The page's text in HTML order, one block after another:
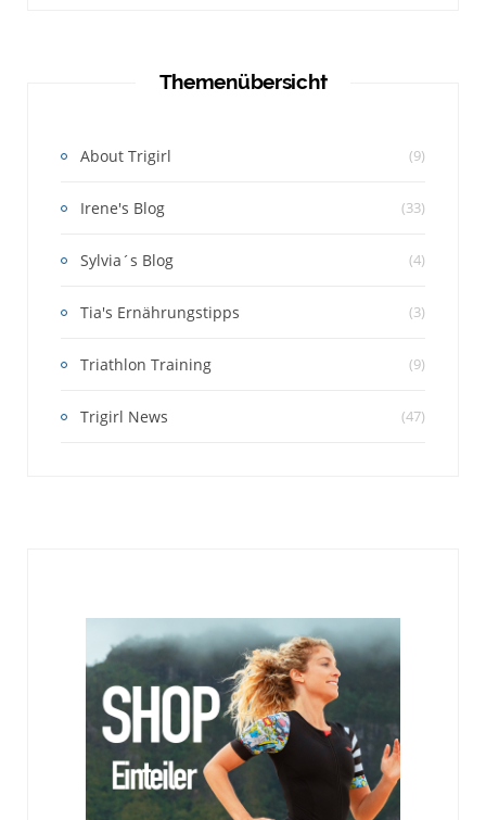
Themenübersicht
About Trigirl (9)
Irene's Blog (33)
Sylvia´s Blog (4)
Tia's Ernährungstipps (3)
Triathlon Training (9)
Trigirl News (47)